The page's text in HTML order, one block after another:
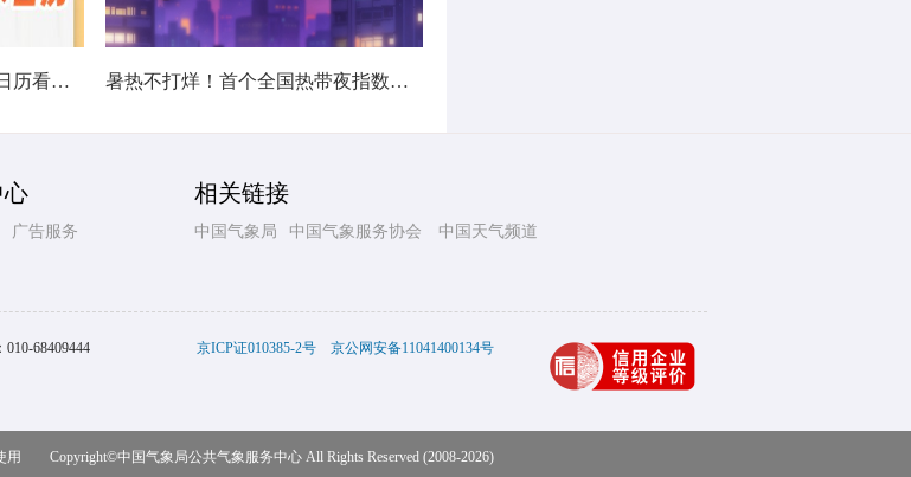
热在中伏！南北方高温打卡日历看哪里热力持久 暑热不打烊！首个全国热带夜指数地图发布
心
广告服务
相关链接
中国气象局 中国气象服务协会 中国天气频道
010-68409444 京ICP证010385-2号 京公网安备11041400134号
使用 Copyright©中国气象局公共气象服务中心All Rights Reserved (2008-2026)